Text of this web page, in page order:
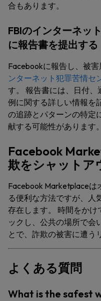
合もあります。
FBIのインターネッ
に報告書を提出する
Facebookに報告し、被
ンターネット犯罪苦情セ
す。 報告書には、日付
例に関する詳しい情報を
の追跡とパターンの特定
献する可能性があります。
Facebook
欺をシャットア
Facebook Marketplaceは
る便利な方法ですが、人
存在します。 時間をか
ックし、公共の場所で会
とで、詐欺の被害に遭う
よくある質問
What is the safest